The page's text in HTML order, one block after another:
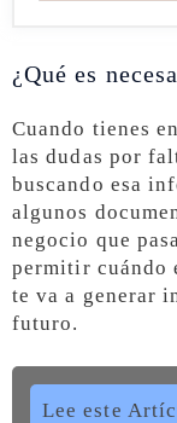
¿Qué es
Cuando tienes
las dudas por
buscando esa
algunos
negocio que
permitir cuándo
te va a generar
futuro.
Lee este